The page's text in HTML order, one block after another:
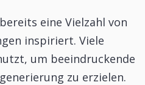
eine Vielzahl von
inspiriert. Viele
um beeindruckende
zu erzielen.